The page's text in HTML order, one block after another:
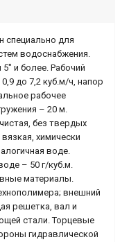
специально для
водоснабжения.
и более. Рабочий
до 7,2 куб.м/ч, напор
рабочее
– 20 м.
без твердых
химически
воде.
– 50 г/куб.м.
материалы.
внешний
решетка, вал и
стали. Торцевые
гидравлической